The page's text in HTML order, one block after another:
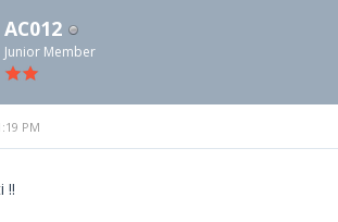
AC012
Junior Member
PM
!!